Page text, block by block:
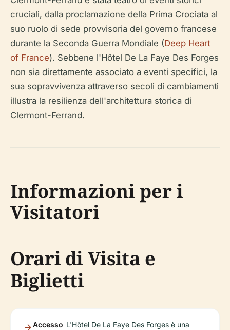
cruciali, dalla proclamazione della Prima Crociata al
suo ruolo di sede provvisoria del governo francese
durante la Seconda Guerra Mondiale (Deep Heart
of France). Sebbene l'Hôtel De La Faye Des Forges
non sia direttamente associato a eventi specifici, la
sua sopravvivenza attraverso secoli di cambiamenti
illustra la resilienza dell'architettura storica di
Clermont-Ferrand.
Informazioni per i
Visitatori
Orari di Visita e
Biglietti
Accesso L'Hôtel De La Faye Des Forges è una